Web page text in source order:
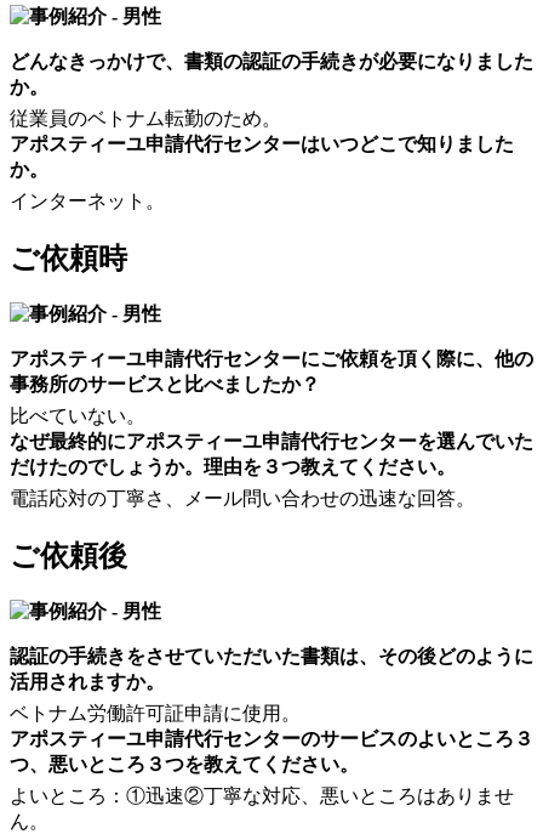
どんなきっかけで、書類の認証の手続きが必要になりました
か。
従業員のベトナム転勤のため。
アポスティーユ申請代行センターはいつどこで知りました
か。
インターネット。
ご依頼時
アポスティーユ申請代行センターにご依頼を頂く際に、他の
事務所のサービスと比べましたか？
比べていない。
なぜ最終的にアポスティーユ申請代行センターを選んでいた
だけたのでしょうか。理由を３つ教えてください。
電話応対の丁寧さ、メール問い合わせの迅速な回答。
ご依頼後
認証の手続きをさせていただいた書類は、その後どのように
活用されますか。
ベトナム労働許可証申請に使用。
アポスティーユ申請代行センターのサービスのよいところ３
つ、悪いところ３つを教えてください。
よいところ：①迅速②丁寧な対応、悪いところはありませ
ん。